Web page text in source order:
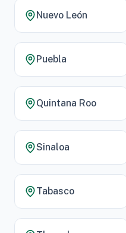
Nuevo León
Puebla
Quintana Roo
Sinaloa
Tabasco